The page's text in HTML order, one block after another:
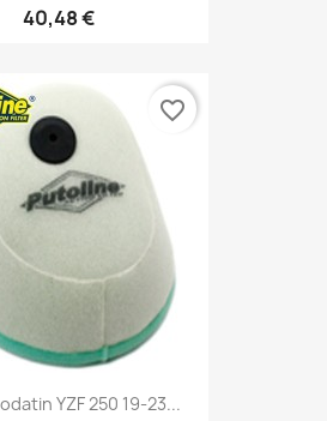
40,48 €
YZF 250 19-23...
favorite_border